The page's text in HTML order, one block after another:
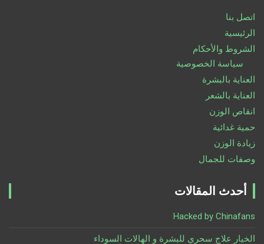
اتصل بنا
الرئيسية
الشروط والأحكام
سياسة الخصوصية
العناية بالبشرة
العناية بالشعر
انقاص الوزن
حمية غدائية
زيادة الوزن
وصفات للجمال
أحدث المقالات
Hacked by Chinafans
الخيار علاج سحري للبشرة و الهالات السوداء